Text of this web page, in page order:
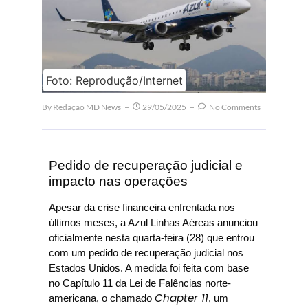
Foto: Reprodução/Internet
By Redação MD News 29/05/2025 No Comments
Pedido de recuperação judicial e
impacto nas operações
Apesar da crise financeira enfrentada nos
últimos meses, a Azul Linhas Aéreas anunciou
oficialmente nesta quarta-feira (28) que entrou
com um pedido de recuperação judicial nos
Estados Unidos. A medida foi feita com base
no Capítulo 11 da Lei de Falências norte-
americana, o chamado Chapter 11, um